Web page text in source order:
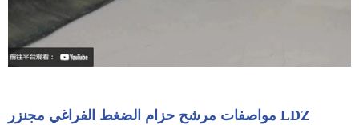
مواصفات مرشح حزام الضغط الفراغي مجنزر LDZ